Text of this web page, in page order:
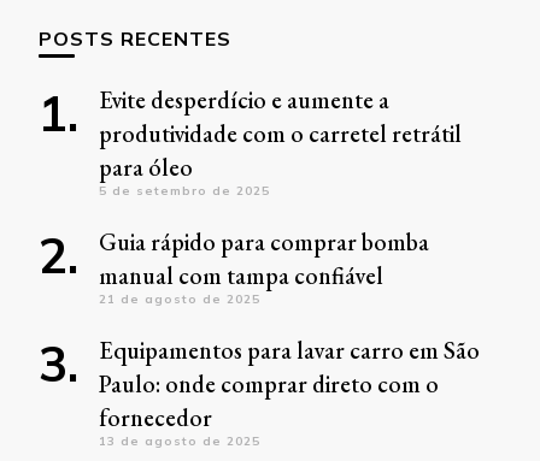
POSTS RECENTES
Evite desperdício e aumente a
produtividade com o carretel retrátil
para óleo
5 de setembro de 2025
Guia rápido para comprar bomba
manual com tampa confiável
21 de agosto de 2025
Equipamentos para lavar carro em São
Paulo: onde comprar direto com o
fornecedor
13 de agosto de 2025